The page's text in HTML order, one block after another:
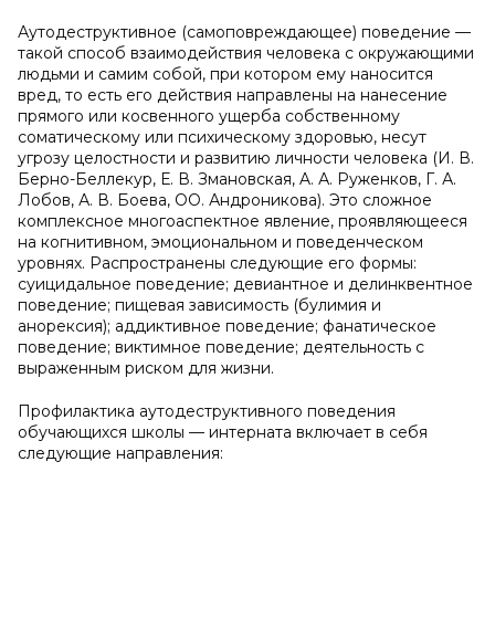
Аутодеструктивное (самоповреждающее) поведение —
такой способ взаимодействия человека с окружающими
людьми и самим собой, при котором ему наносится
вред, то есть его действия направлены на нанесение
прямого или косвенного ущерба собственному
соматическому или психическому здоровью, несут
угрозу целостности и развитию личности человека (И. В.
Берно-Беллекур, Е. В. Змановская, A. А. Руженков, Г. А.
Лобов, А. В. Боева, ОО. Андроникова). Это сложное
комплексное многоаспектное явление, проявляющееся
на когнитивном, эмоциональном и поведенческом
уровнях. Распространены следующие его формы:
суицидальное поведение; девиантное и делинквентное
поведение; пищевая зависимость (булимия и
анорексия); аддиктивное поведение; фанатическое
поведение; виктимное поведение; деятельность с
выраженным риском для жизни.
Профилактика аутодеструктивного поведения
обучающихся школы — интерната включает в себя
следующие направления: